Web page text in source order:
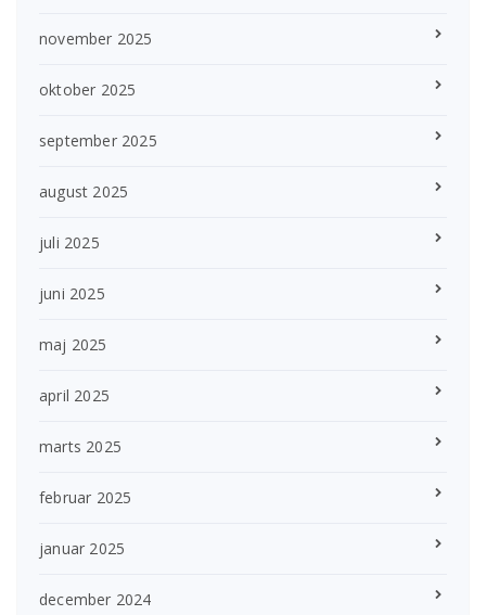
november 2025
oktober 2025
september 2025
august 2025
juli 2025
juni 2025
maj 2025
april 2025
marts 2025
februar 2025
januar 2025
december 2024